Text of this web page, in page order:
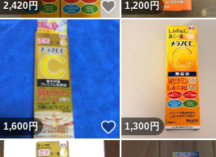
2,420円 いいね！
1,200円
1,600円 いいね！
1,300円